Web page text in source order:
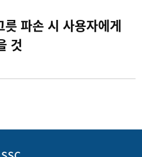
파손 시 사용자에게
것